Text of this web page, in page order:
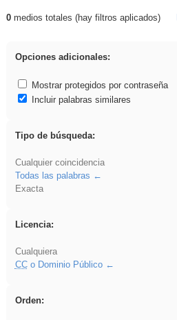
Resultados de:
0medios totales (hay filtros aplicados)
Opciones adicionales:
Mostrar protegidos por contraseña
Incluir palabras similares
Tipo de búsqueda:
Cualquier coincidencia
Todas las palabras
Exacta
Licencia:
Cualquiera
CCo Dominio Público
Orden: